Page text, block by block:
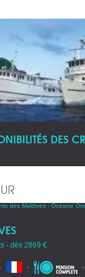
DES
- dès 2869 €